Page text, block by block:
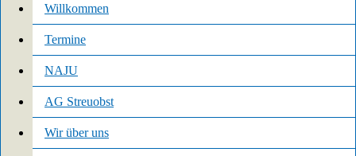
Willkommen
Termine
NAJU
AG Streuobst
Wir über uns